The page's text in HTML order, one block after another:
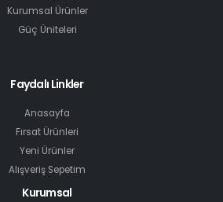
Kurumsal Ürünler
Güç Üniteleri
Faydalı Linkler
Anasayfa
Fırsat Ürünleri
Yeni Ürünler
Alışveriş Sepetim
Kurumsal